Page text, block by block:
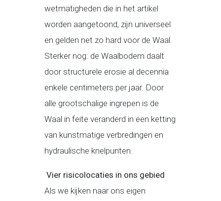
wetmatigheden die in het artikel
worden aangetoond, zijn universeel
en gelden net zo hard voor de Waal.
Sterker nog: de Waalbodem daalt
door structurele erosie al decennia
enkele centimeters per jaar. Door
alle grootschalige ingrepen is de
Waal in feite veranderd in een ketting
van kunstmatige verbredingen en
hydraulische knelpunten.
Vier risicolocaties in ons gebied
Als we kijken naar ons eigen